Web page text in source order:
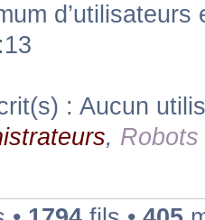
: Aucun
, Robots